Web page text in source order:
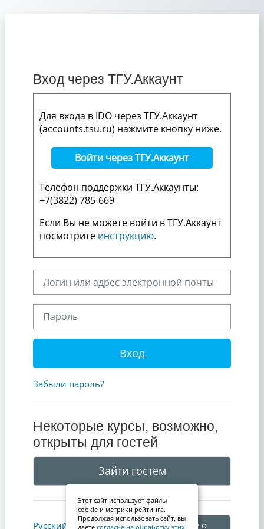
Вход через ТГУ.Аккаунт
Для входа в IDO через ТГУ.Аккаунт
(accounts.tsu.ru) нажмите кнопку ниже.
Войти через ТГУ.Аккаунт
Телефон поддержки ТГУ.Аккаунты:
+7(3822) 785-669
Если Вы не можете войти в ТГУ.Аккаунт
посмотрите инструкцию.
Вход
Забыли пароль?
Некоторые курсы, возможно,
открыты для гостей
Зайти гостем
Русский ‎(ru)‎ Уведомление о
Этот сайт использует файлы
cookie и метрики рейтинга.
Продолжая использовать сайт, вы
даете согласие на обработку этих